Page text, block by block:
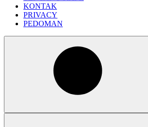
KONTAK
PRIVACY
PEDOMAN